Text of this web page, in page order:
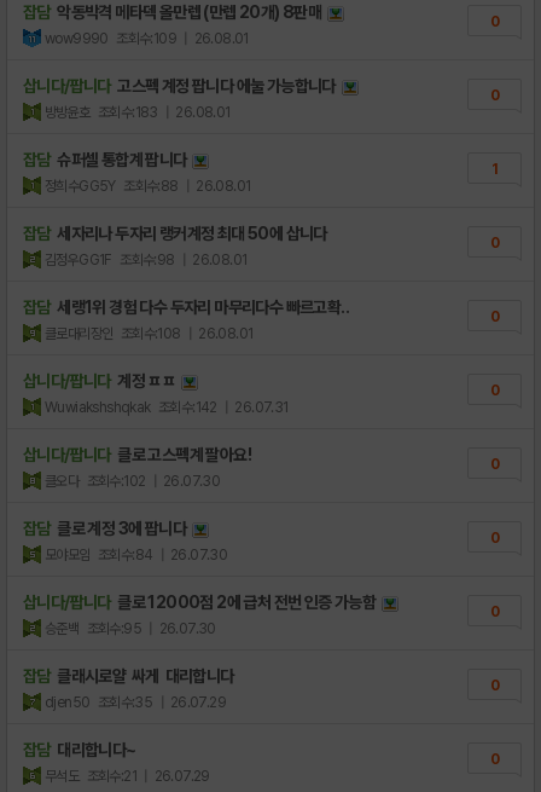
잡담 악동박격 메타덱 올만렙 (만렙 20개) 8판매
wow9990 조회수:109 | 26.08.01
0
삽니다/팝니다 고스펙 계정 팝니다 에눌 가능합니다
방방윤호 조회수:183 | 26.08.01
0
잡담 슈퍼셀 통합계 팝니다
정희수GG5Y 조회수:88 | 26.08.01
1
잡담 세자리나 두자리 랭커계정 최대 50에 삽니다
김정우GG1F 조회수:98 | 26.08.01
0
잡담 세랭1위 경험 다수 두자리 마무리다수 빠르고확..
클로대리장인 조회수:108 | 26.08.01
0
삽니다/팝니다 계정 ㅍㅍ
Wuwiakshshqkak 조회수:142 | 26.07.31
0
삽니다/팝니다 클로 고스펙계 팔아요!
클오다 조회수:102 | 26.07.30
0
잡담 클로 계정 3에 팝니다
모야모임 조회수:84 | 26.07.30
0
삽니다/팝니다 클로 12000점 2에 급처 전번 인증 가능함
승준백 조회수:95 | 26.07.30
0
잡담 클래시로얄 싸게 대리합니다
djen50 조회수:35 | 26.07.29
0
잡담 대리합니다~
무석도 조회수:21 | 26.07.29
0